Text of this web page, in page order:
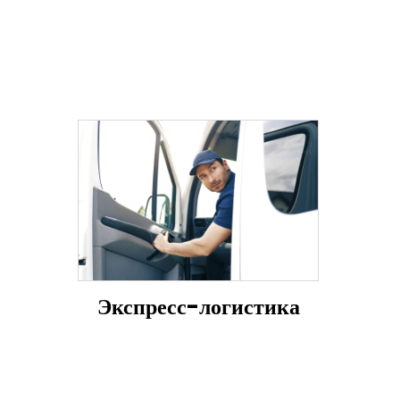
Экспресс-логистика